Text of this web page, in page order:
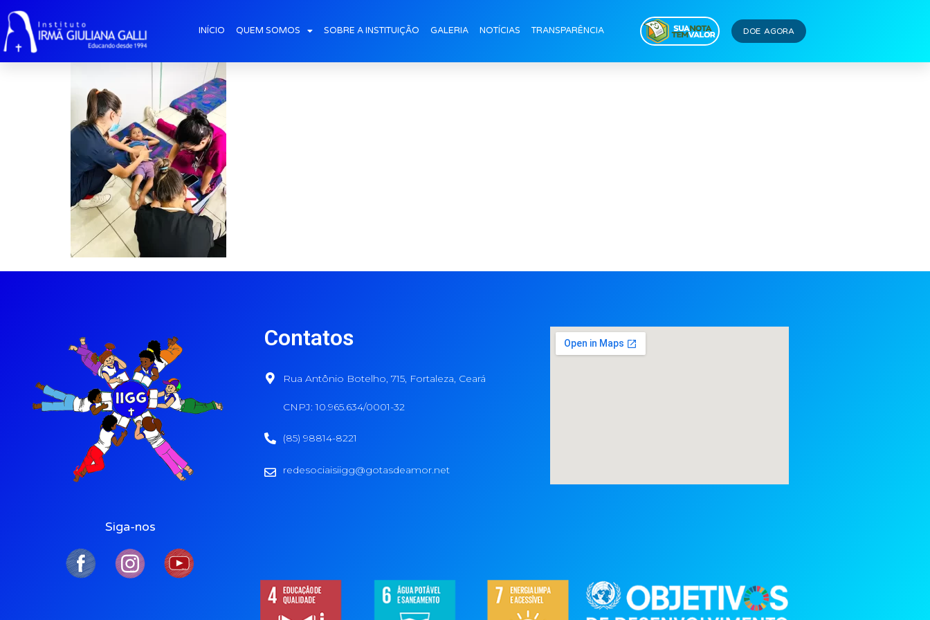
INÍCIO QUEM SOMOS SOBRE A INSTITUIÇÃO GALERIA NOTÍCIAS TRANSPARÊNCIA DOE AGORA
post2025_jul_Aluno-Enfermagem_2
Siga-nos
Contatos
Rua Antônio Botelho, 715, Fortaleza, Ceará
CNPJ: 10.965.634/0001-32
(85) 98814-8221
redesociaisiigg@gotasdeamor.net